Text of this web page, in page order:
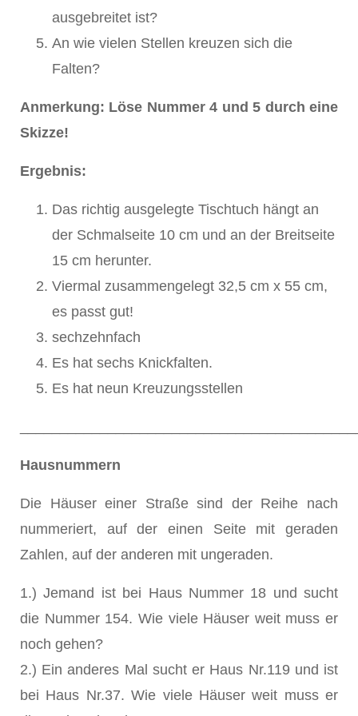
ausgebreitet ist?
An wie vielen Stellen kreuzen sich die
Falten?
Anmerkung: Löse Nummer 4 und 5 durch eine
Skizze!
Ergebnis:
Das richtig ausgelegte Tischtuch hängt an
der Schmalseite 10 cm und an der Breitseite
15 cm herunter.
Viermal zusammengelegt 32,5 cm x 55 cm,
es passt gut!
sechzehnfach
Es hat sechs Knickfalten.
Es hat neun Kreuzungsstellen
Hausnummern
Die Häuser einer Straße sind der Reihe nach
nummeriert, auf der einen Seite mit geraden
Zahlen, auf der anderen mit ungeraden.
1.) Jemand ist bei Haus Nummer 18 und sucht
die Nummer 154. Wie viele Häuser weit muss er
noch gehen?
2.) Ein anderes Mal sucht er Haus Nr.119 und ist
bei Haus Nr.37. Wie viele Häuser weit muss er